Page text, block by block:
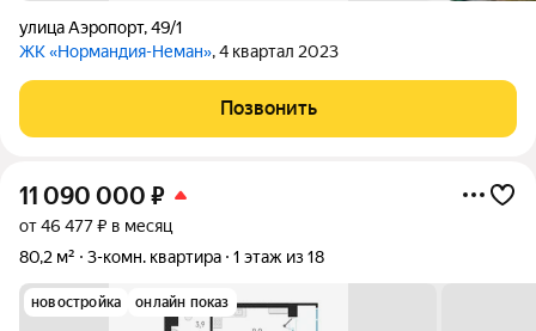
улица Аэропорт,49/1
ЖК «Нормандия-Неман», 4 квартал 2023
Позвонить
11 090 000 ₽
от 46 477 ₽ в месяц
80,2 м²
3-комн. квартира 1 этаж из 18
новостройка онлайн показ